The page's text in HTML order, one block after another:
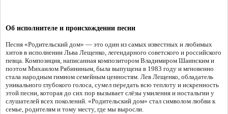
Об исполнителе и происхождении песни
Песня «Родительский дом» — это один из самых известных и любимых
хитов в исполнении Льва Лещенко, легендарного советского и российского
певца. Композиция, написанная композитором Владимиром Шаинским и
поэтом Михаилом Рябининым, была выпущена в 1983 году и мгновенно
стала народным гимном семейным ценностям. Лев Лещенко, обладатель
уникального глубокого голоса, сумел передать всю теплоту и искренность
этой песни, которая до сих пор вызывает слёзы умиления и ностальгии у
слушателей всех поколений. «Родительский дом» стал символом любви к
семье, родителям и тому месту, где мы выросли.